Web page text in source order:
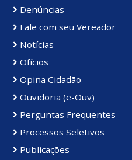
Denúncias
Fale com seu Vereador
Notícias
Ofícios
Opina Cidadão
Ouvidoria (e-Ouv)
Perguntas Frequentes
Processos Seletivos
Publicações